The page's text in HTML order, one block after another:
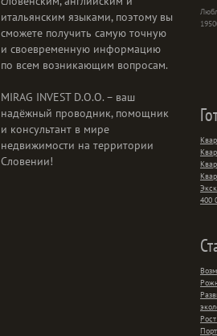
итальянским языками, поэтому вы
сможете получить самую точную
и своевременную информацию
по всем возникающим вопросам.
MIRAG INVEST D.O.O. – ваш
надёжный проводник, помощник
и консультант в мире
недвижимости на территории
Словении!
400